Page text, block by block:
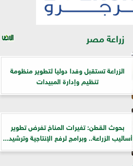
زراعة مصر
الزراعة تستقبل وفدا دوليا لتطوير منظومة
تنظيم وإدارة المبيدات
بحوث القطن: تغيرات المناخ تفرض تطوير
أساليب الزراعة.. وبرامج لرفع الإنتاجية وترشيد...